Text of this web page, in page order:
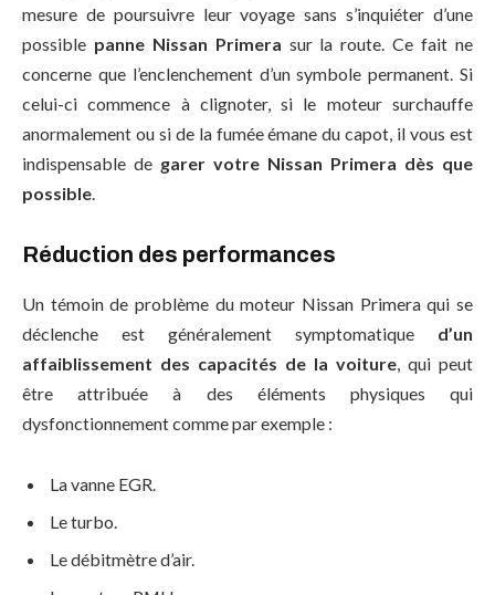
mesure de poursuivre leur voyage sans s’inquiéter d’une
possible panne Nissan Primera sur la route. Ce fait ne
concerne que l’enclenchement d’un symbole permanent. Si
celui-ci commence à clignoter, si le moteur surchauffe
anormalement ou si de la fumée émane du capot, il vous est
indispensable de garer votre Nissan Primera dès que
possible
Réduction des performances
Un témoin de problème du moteur Nissan Primera qui se
déclenche est généralement symptomatique d’un
affaiblissement des capacités de la voiture , qui peut
être attribuée à des éléments physiques qui
dysfonctionnement comme par exemple :
La vanne EGR.
Le turbo.
Le débitmètre d’air.